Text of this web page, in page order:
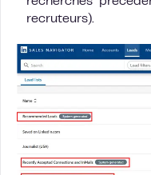
recruteurs).